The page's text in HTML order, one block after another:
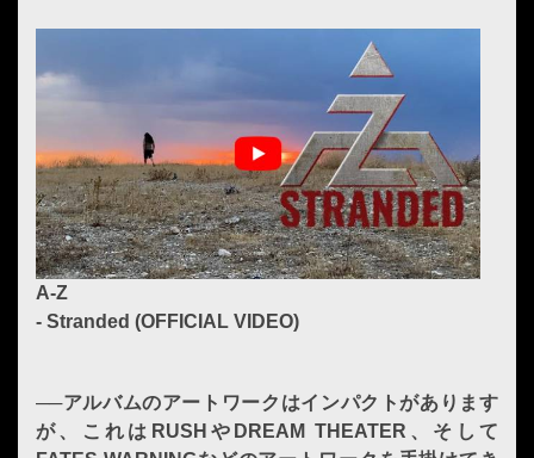
A-Z
- Stranded (OFFICIAL VIDEO)
──アルバムのアートワークはインパクトがあります
が、これは RUSH や DREAM THEATER 、そして